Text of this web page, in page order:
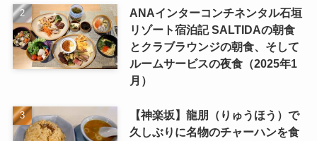
ANAインターコンチネンタル石垣
リゾート宿泊記 SALTIDAの朝食
とクラブラウンジの朝食、そして
ルームサービスの夜食（2025年1
月）
【神楽坂】龍朋（りゅうほう）で
久しぶりに名物のチャーハンを食